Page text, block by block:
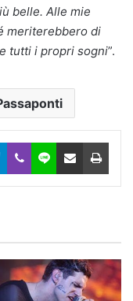
belle. Alle mie
meriterebbero di
tutti i propri sogni”.
Telegram
ViberLine Condividi via Email